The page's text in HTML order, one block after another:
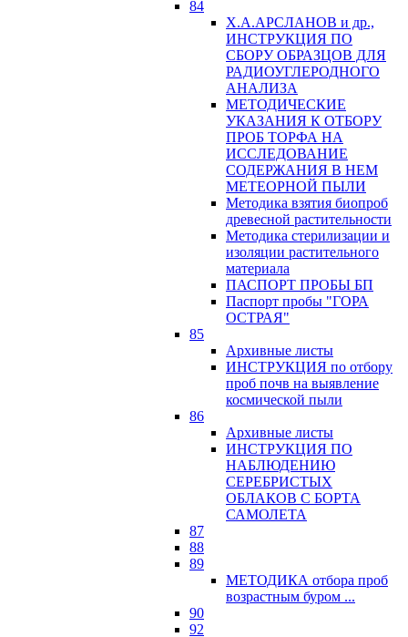
84
Х.А.АРСЛАНОВ и др.,
ИНСТРУКЦИЯ ПО
СБОРУ ОБРАЗЦОВ ДЛЯ
РАДИОУГЛЕРОДНОГО
АНАЛИЗА
МЕТОДИЧЕСКИЕ
УКАЗАНИЯ К ОТБОРУ
ПРОБ ТОРФА НА
ИССЛЕДОВАНИЕ
СОДЕРЖАНИЯ В НЕМ
МЕТЕОРНОЙ ПЫЛИ
Методика взятия биопроб
древесной растительности
Методика стерилизации и
изоляции растительного
материала
ПАСПОРТ ПРОБЫ БП
Паспорт пробы "ГОРА
ОСТРАЯ"
85
Архивные листы
ИНСТРУКЦИЯ по отбору
проб почв на выявление
космической пыли
86
Архивные листы
ИНСТРУКЦИЯ ПО
НАБЛЮДЕНИЮ
СЕРЕБРИСТЫХ
ОБЛАКОВ С БОРТА
САМОЛЕТА
87
88
89
МЕТОДИКА отбора проб
возрастным буром ...
90
92